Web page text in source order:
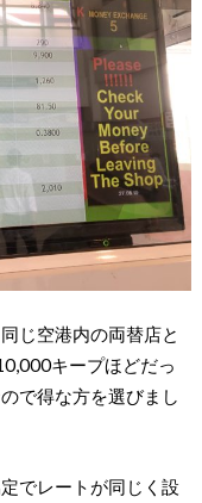
じ空港内の両替店と
キープほどだっ
で得な方を選びまし
でレートが同じく設